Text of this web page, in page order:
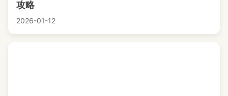
攻略
2026-01-12